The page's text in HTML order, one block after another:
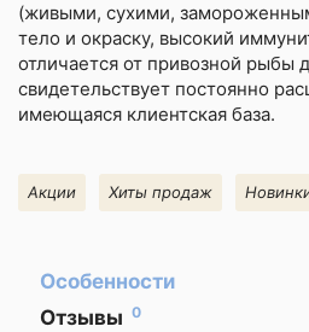
(живыми, сухими,
тело и окраску, высокий
отличается от привозной рыбы
свидетельствует постоянно
имеющаяся клиентская база.
Акции Хиты продаж
Особенности
Отзывы 0